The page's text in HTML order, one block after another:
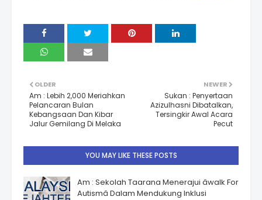
NEWER
Sukan : Penyertaan
Azizulhasni Dibatalkan,
Tersingkir Awal Acara
Pecut
OLDER
Am : Lebih 2,000 Meriahkan
Pelancaran Bulan
Kebangsaan Dan Kibar
Jalur Gemilang Di Melaka
YOU MAY LIKE THESE POSTS
Am : Sekolah Taarana Menerajui âwalk For
Autismâ Dalam Mendukung Inklusi